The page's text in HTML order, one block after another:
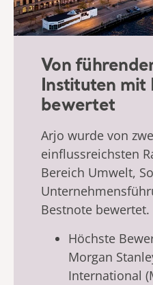
Von
Instituten mit
bewertet
Arjo wurde von
einflussreichsten
Bereich Umwelt,
Bestnote bewertet.
Höchste
Morgan
International